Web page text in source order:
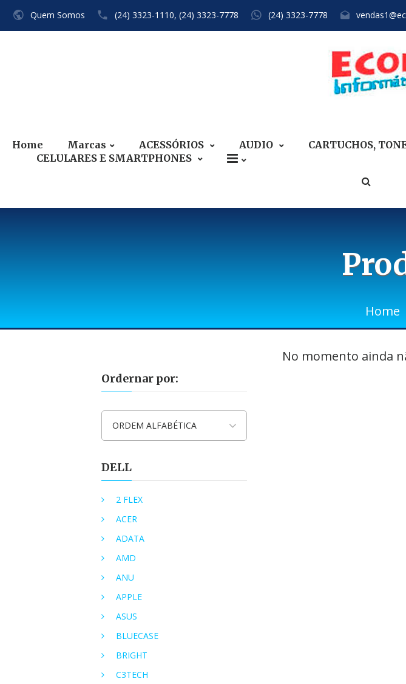
Quem Somos (24) 3323-1110, (24) 3323-7778 (24) 3323-7778
Home Marcas ACESSÓRIOS AUDIO CARTUCHOS,
CELULARES E SMARTPHONES
Home
Ordernar por:
ORDEM ALFABÉTICA
DELL
2 FLEX
ACER
ADATA
AMD
ANU
APPLE
ASUS
BLUECASE
BRIGHT
C3TECH
No momento ainda